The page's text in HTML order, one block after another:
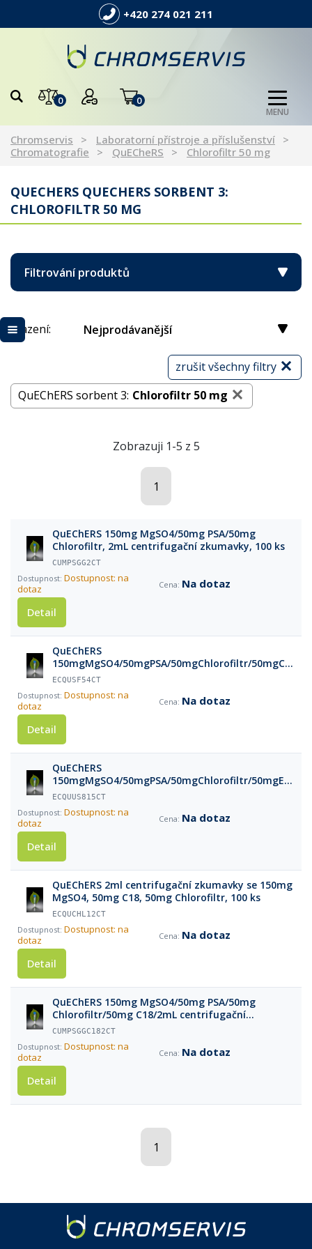
+420 274 021 211
0 0
MENU
Chromservis
Laboratorní přístroje a příslušenství
Chromatografie
QuECheRS Chlorofiltr 50 mg
QUECHERS QUECHERS SORBENT 3:
CHLOROFILTR 50 MG
Filtrování produktů
Řazení: Nejprodávanější
zrušit všechny filtry
QuEChERS sorbent 3: Chlorofiltr 50 mg
Zobrazuji 1-5 z 5
1
QuEChERS 150mg MgSO4/50mg PSA/50mg
Chlorofiltr, 2mL centrifugační zkumavky, 100 ks
CUMPSGG2CT
Dostupnost: na
dotaz
Na dotaz
Detail
QuEChERS
150mgMgSO4/50mgPSA/50mgChlorofiltr/50mgC18/
Spinfiltr centrifugační zkumavky, 50 ks
ECQUSF54CT
Dostupnost: na
dotaz
Na dotaz
Detail
QuEChERS
150mgMgSO4/50mgPSA/50mgChlorofiltr/
zkumavky, 50 ks
ECQUUS815CT
Dostupnost: na
dotaz
Na dotaz
Detail
QuEChERS 2ml centrifugační zkumavky se 150mg
MgSO4, 50mg C18, 50mg Chlorofiltr, 100 ks
ECQUCHL12CT
Dostupnost: na
dotaz
Na dotaz
Detail
QuEChERS 150mg MgSO4/50mg PSA/50mg
Chlorofiltr/50mg C18/2mL centrifugační
zkumavky, 100 ks
CUMPSGGC182CT
Dostupnost: na
dotaz
Na dotaz
Detail
1